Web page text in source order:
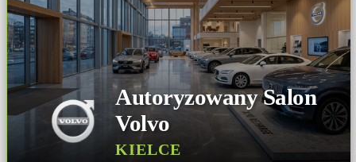
Autoryzowany Salon
Volvo
KIELCE